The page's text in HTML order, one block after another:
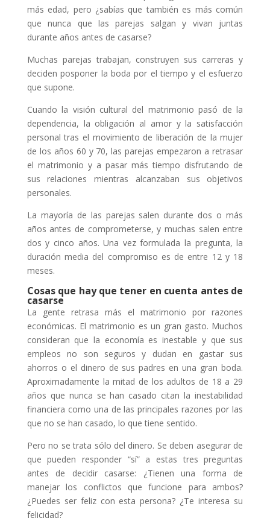
más edad, pero ¿sabías que también es más común
que nunca que las parejas salgan y vivan juntas
durante años antes de casarse?
Muchas parejas trabajan, construyen sus carreras y
deciden posponer la boda por el tiempo y el esfuerzo
que supone.
Cuando la visión cultural del matrimonio pasó de la
dependencia, la obligación al amor y la satisfacción
personal tras el movimiento de liberación de la mujer
de los años 60 y 70, las parejas empezaron a retrasar
el matrimonio y a pasar más tiempo disfrutando de
sus relaciones mientras alcanzaban sus objetivos
personales.
La mayoría de las parejas salen durante dos o más
años antes de comprometerse, y muchas salen entre
dos y cinco años. Una vez formulada la pregunta, la
duración media del compromiso es de entre 12 y 18
meses.
Cosas que hay que tener en cuenta antes de
casarse
La gente retrasa más el matrimonio por razones
económicas. El matrimonio es un gran gasto. Muchos
consideran que la economía es inestable y que sus
empleos no son seguros y dudan en gastar sus
ahorros o el dinero de sus padres en una gran boda.
Aproximadamente la mitad de los adultos de 18 a 29
años que nunca se han casado citan la inestabilidad
financiera como una de las principales razones por las
que no se han casado, lo que tiene sentido.
Pero no se trata sólo del dinero. Se deben asegurar de
que pueden responder “sí” a estas tres preguntas
antes de decidir casarse: ¿Tienen una forma de
manejar los conflictos que funcione para ambos?
¿Puedes ser feliz con esta persona? ¿Te interesa su
felicidad?